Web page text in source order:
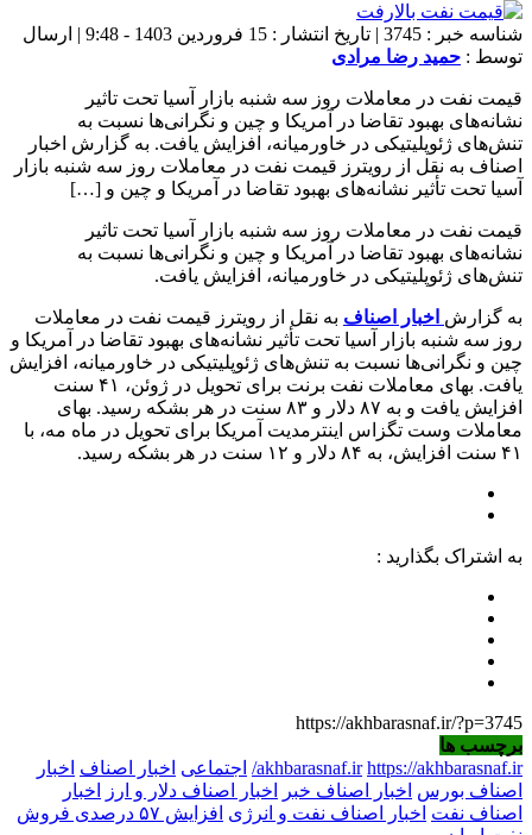
شناسه خبر : 3745 | تاریخ انتشار : 15 فروردین 1403 - 9:48 | ارسال
توسط : حمید رضا مرادی
قیمت نفت در معاملات روز سه شنبه بازار آسیا تحت تاثیر
نشانه‌های بهبود تقاضا در آمریکا و چین و نگرانی‌ها نسبت به
تنش‌های ژئوپلیتیکی در خاورمیانه، افزایش یافت. به گزارش اخبار
اصناف به نقل از رویترز قیمت نفت در معاملات روز سه شنبه بازار
آسیا تحت تأثیر نشانه‌های بهبود تقاضا در آمریکا و چین و […]
قیمت نفت در معاملات روز سه شنبه بازار آسیا تحت تاثیر
نشانه‌های بهبود تقاضا در آمریکا و چین و نگرانی‌ها نسبت به
تنش‌های ژئوپلیتیکی در خاورمیانه، افزایش یافت.
به گزارش اخبار اصناف به نقل از رویترز قیمت نفت در معاملات
روز سه شنبه بازار آسیا تحت تأثیر نشانه‌های بهبود تقاضا در آمریکا و
چین و نگرانی‌ها نسبت به تنش‌های ژئوپلیتیکی در خاورمیانه، افزایش
یافت. بهای معاملات نفت برنت برای تحویل در ژوئن، ۴۱ سنت
افزایش یافت و به ۸۷ دلار و ۸۳ سنت در هر بشکه رسید. بهای
معاملات وست تگزاس اینترمدیت آمریکا برای تحویل در ماه مه، با
۴۱ سنت افزایش، به ۸۴ دلار و ۱۲ سنت در هر بشکه رسید.
به اشتراک بگذارید :
https://akhbarasnaf.ir/?p=3745
برچسب ها
akhbarasnaf.ir https://akhbarasnaf.ir/ اجتماعی اخبار اصناف اخبار
اصناف بورس اخبار اصناف خبر اخبار اصناف دلار و ارز
اخبار
اصناف نفت اخبار اصناف نفت و انرژی
افزایش ۵۷ درصدی فروش